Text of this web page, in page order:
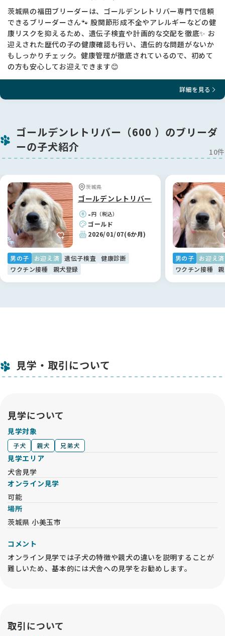
★現在、福田ブリーダーでは100頭に1頭程度に重度の股関節形
成不全が出る傾向にあります。 残念なことに全く発症しないと
いう状況には至っておりません。
★手術が必要になった場合の治療費は片足50万円以上と高額に
なります。ペット保険などの加入をご検討ください。
★生後2か月の頃は股関節に異常があるか判断をすることが出
来ません。大変申し訳ありませんが、股関節形成不全に対して
保証はしておりません。
★成長期の生後4か月～5か月に歩行の違和感がありましたら、
整形外科専門医の診察をお勧めします。骨頭や臼蓋（きゅうが
--------------------------------------------------------------
------
【単一遺伝子疾患検査について】
て、発症しません。
（検査機関：オリベット
https://orivet.jp/%e3%81%8b%e8%a1%8c/）
神経セロイドリポフスチン症 NCL（CL症）（ゴールデンレトリ
バー系）
先天性眼奇形（ゴールデンレトリバー）
変性ミエロパチー/変性性脊髄症 栄養障害性表皮水疱症（ゴー
ルデンレトリバー系）
汎進行性網膜萎縮症 PRA 1 （ゴールデンレトリバー系）
汎進行性網膜萎縮症 PRA 2 （ゴールデンレトリバー系）
進行性網膜桿体-錐体変性症 (prcd PRA)
－－－－
★★★ご見学 ★★★
・ご都合が合わないお客様はご相談ください。
・それ以外の時間は成犬・子犬のお世話やケアの時間になって
いますので時間内のご見学にご協力ください。
・販売中の子犬と両親は全てご見学頂けます。引退、ケガ等で
ご覧いただけないことが稀にあります。
・掲載中の子犬の中でどの子にするか悩まれているようでした
ら、お問い合わせの際にその旨ご記載ください。
・お日にちと時間帯をお知らせください。電話でのやり取りを
ご希望の場合はその旨をお知らせください。
・衛生面からペットショップや他犬舎を見学したお客様は日を
改めてお越しください。
ご要望の中で”毛色が薄め、濃いめ”、”小さめ、大きめ”などの
内容が多くみられますが、人ぞれぞれで感じ方が違いますので
できるだけ具体的に説明頂けると助かります。
また、”おとなしい子”、”おっとりした子”、”ほえない子”とい
の仕方によって思ったような育ち方をしないこともあるという
ことをご了承ください。
茨城県の福田ブリーダーは、ゴールデンレトリバー専門で信頼
できるブリーダーさん🐾 股関節形成不全やアレルギーなどの健
康リスクを抑えるため、遺伝子検査や計画的な交配を徹底✨ お
迎えされた歴代の子の健康確認も行い、遺伝的な問題がないか
もしっかりチェック。健康管理が徹底されているので、初めて
の方も安心してお迎えできます😊
詳細を見る
ゴールデンレトリバー（600 ）のブリーダ
ーの子犬紹介
10件
茨城県
ゴールデンレトリバー
-円（税込）
ゴールド
2026/01/07(6か月)
男の子 お迎え済 遺伝子検査
健康診断
ワクチン接種
親犬登録
男の子
お迎え済
ワクチン接種
見学・取引について
見学について
見学対象
子犬 親犬 兄弟犬
見学エリア
犬舎見学
オンライン見学
可能
場所
茨城県 小美玉市
コメント
オンライン見学では子犬の特徴や親犬の違いを説明することが
難しいため、基本的には犬舎への見学をお勧めします。
取引について